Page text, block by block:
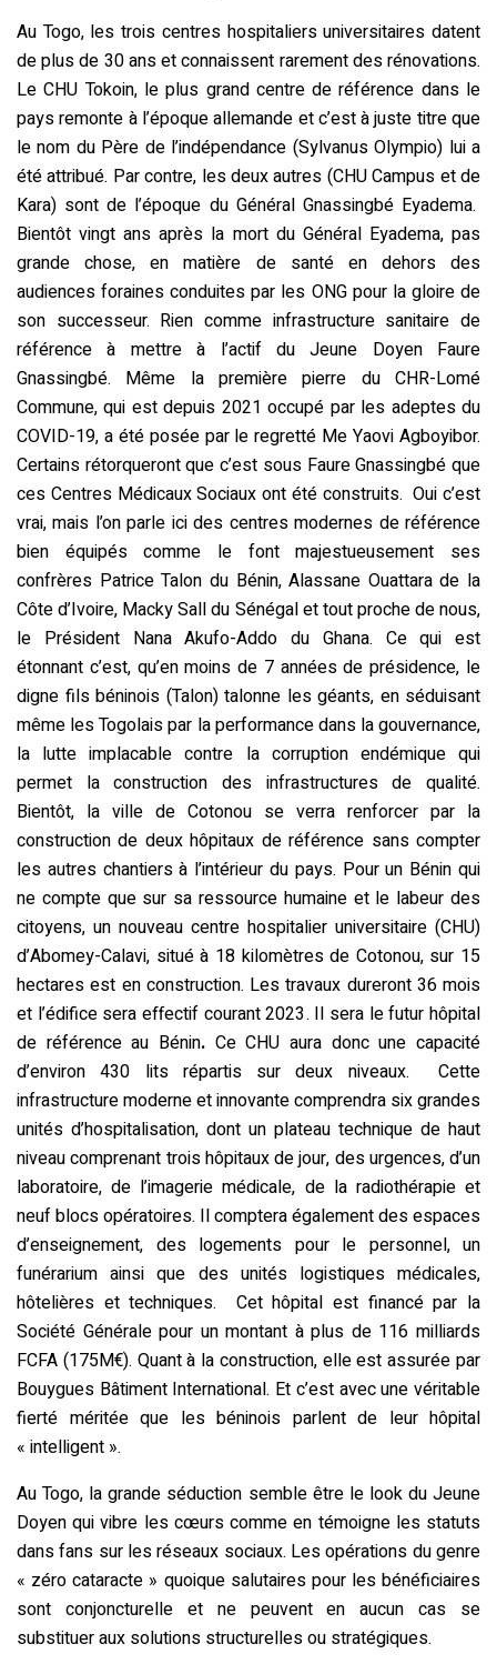
Au Togo, les trois centres hospitaliers universitaires datent
de plus de 30 ans et connaissent rarement des rénovations.
Le CHU Tokoin, le plus grand centre de référence dans le
pays remonte à l’époque allemande et c’est à juste titre que
le nom du Père de l’indépendance (Sylvanus Olympio) lui a
été attribué. Par contre, les deux autres (CHU Campus et de
Kara) sont de l’époque du Général Gnassingbé Eyadema.
Bientôt vingt ans après la mort du Général Eyadema, pas
grande chose, en matière de santé en dehors des
audiences foraines conduites par les ONG pour la gloire de
son successeur. Rien comme infrastructure sanitaire de
référence à mettre à l’actif du Jeune Doyen Faure
Gnassingbé. Même la première pierre du CHR-Lomé
Commune, qui est depuis 2021 occupé par les adeptes du
COVID-19, a été posée par le regretté Me Yaovi Agboyibor.
Certains rétorqueront que c’est sous Faure Gnassingbé que
ces Centres Médicaux Sociaux ont été construits. Oui c’est
vrai, mais l’on parle ici des centres modernes de référence
bien équipés comme le font majestueusement ses
confrères Patrice Talon du Bénin, Alassane Ouattara de la
Côte d’Ivoire, Macky Sall du Sénégal et tout proche de nous,
le Président Nana Akufo-Addo du Ghana. Ce qui est
étonnant c’est, qu’en moins de 7 années de présidence, le
digne fils béninois (Talon) talonne les géants, en séduisant
même les Togolais par la performance dans la gouvernance,
la lutte implacable contre la corruption endémique qui
permet la construction des infrastructures de qualité.
Bientôt, la ville de Cotonou se verra renforcer par la
construction de deux hôpitaux de référence sans compter
les autres chantiers à l’intérieur du pays. Pour un Bénin qui
ne compte que sur sa ressource humaine et le labeur des
citoyens, un nouveau centre hospitalier universitaire (CHU)
d’Abomey-Calavi, situé à 18 kilomètres de Cotonou, sur 15
hectares est en construction. Les travaux dureront 36 mois
et l’édifice sera effectif courant 2023. Il sera le futur hôpital
de référence au Bénin. Ce CHU aura donc une capacité
d’environ 430 lits répartis sur deux niveaux. Cette
infrastructure moderne et innovante comprendra six grandes
unités d’hospitalisation, dont un plateau technique de haut
niveau comprenant trois hôpitaux de jour, des urgences, d’un
laboratoire, de l’imagerie médicale, de la radiothérapie et
neuf blocs opératoires. Il comptera également des espaces
d’enseignement, des logements pour le personnel, un
funérarium ainsi que des unités logistiques médicales,
hôtelières et techniques. Cet hôpital est financé par la
Société Générale pour un montant à plus de 116 milliards
FCFA (175M€). Quant à la construction, elle est assurée par
Bouygues Bâtiment International. Et c’est avec une véritable
fierté méritée que les béninois parlent de leur hôpital
« intelligent ».
Au Togo, la grande séduction semble être le look du Jeune
Doyen qui vibre les cœurs comme en témoigne les statuts
dans fans sur les réseaux sociaux. Les opérations du genre
« zéro cataracte » quoique salutaires pour les bénéficiaires
sont conjoncturelle et ne peuvent en aucun cas se
substituer aux solutions structurelles ou stratégiques.